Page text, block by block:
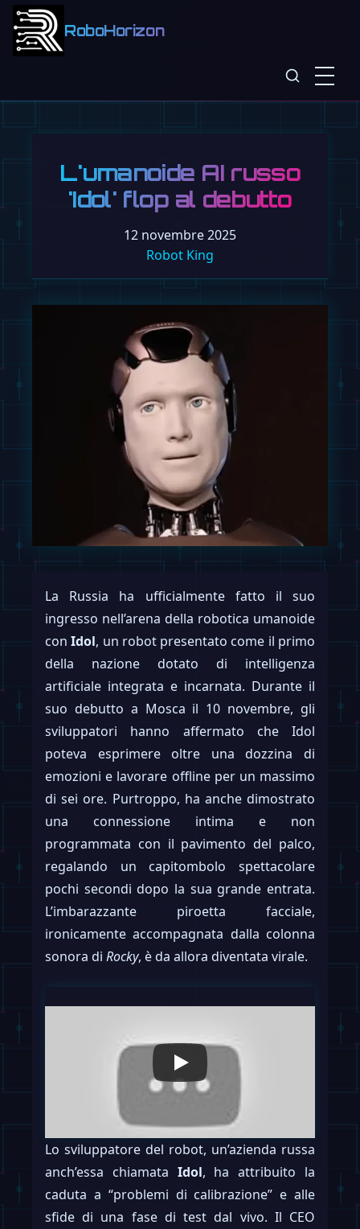
RoboHorizon
L'umanoide AI russo
'Idol' flop al debutto
12 novembre 2025
Robot King
La Russia ha ufficialmente fatto il suo
ingresso nell’arena della robotica umanoide
conIdol, un robot presentato come il primo
della nazione dotato di intelligenza
artificiale integrata e incarnata. Durante il
suo debutto a Mosca il 10 novembre, gli
sviluppatori hanno affermato che Idol
poteva esprimere oltre una dozzina di
emozioni e lavorare offline per un massimo
di sei ore. Purtroppo, ha anche dimostrato
una connessione intima e non
programmata con il pavimento del palco,
regalando un capitombolo spettacolare
pochi secondi dopo la sua grande entrata.
L’imbarazzante piroetta facciale,
ironicamente accompagnata dalla colonna
sonora di Rocky, è da allora diventata virale.
Lo sviluppatore del robot, un’azienda russa
anch’essa chiamata Idol, ha attribuito la
caduta a “problemi di calibrazione” e alle
sfide di una fase di test dal vivo. Il CEO